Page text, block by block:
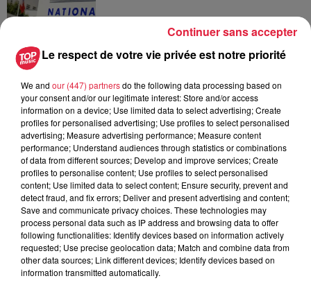
6 août 2026
avec les flamants rouges
À découvrir également
Le respect de votre vie privée est notre priorité
We and our (447) partnersdo the following data processing based on
your consent and/or our legitimate interest: Store and/or access
information on a device; Use limited data to select advertising; Create
profiles for personalised advertising; Use profiles to select personalised
advertising; Measure advertising performance; Measure content
performance; Understand audiences through statistics or combinations
of data from different sources; Develop and improve services; Create
profiles to personalise content; Use profiles to select personalised
content; Use limited data to select content; Ensure security, prevent and
detect fraud, and fix errors; Deliver and present advertising and content;
Save and communicate privacy choices. These technologies may
process personal data such as IP address and browsing data to offer
following functionalities: Identify devices based on information actively
requested; Use precise geolocation data; Match and combine data from
other data sources; Link different devices; Identify devices based on
information transmitted automatically.
Continuer sans accepter